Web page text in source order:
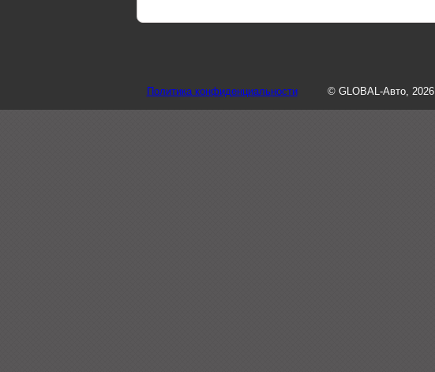
Политика конфиденциальности © GLOBAL-Авто, 2026